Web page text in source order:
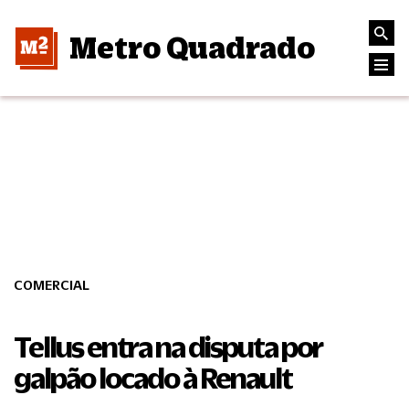
Metro Quadrado
COMERCIAL
Tellus entra na disputa por
galpão locado à Renault